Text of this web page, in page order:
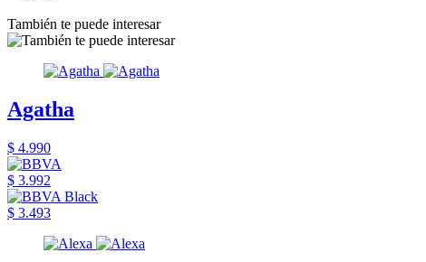
También te puede interesar
Agatha
$ 4.990
$ 3.992
$ 3.493